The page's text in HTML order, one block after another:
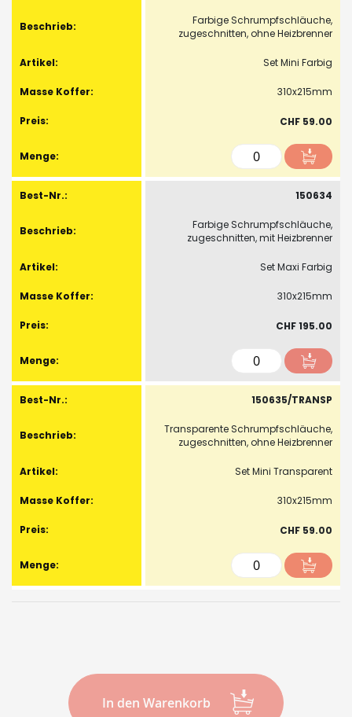
Farbige Schrumpfschläuche,
zugeschnitten, ohne Heizbrenner
Set Mini Farbig
310x215mm
CHF 59.00
150634
Farbige Schrumpfschläuche,
zugeschnitten, mit Heizbrenner
Set Maxi Farbig
310x215mm
CHF 195.00
150635/TRANSP
Transparente Schrumpfschläuche,
zugeschnitten, ohne Heizbrenner
Set Mini Transparent
310x215mm
CHF 59.00
In den Warenkorb